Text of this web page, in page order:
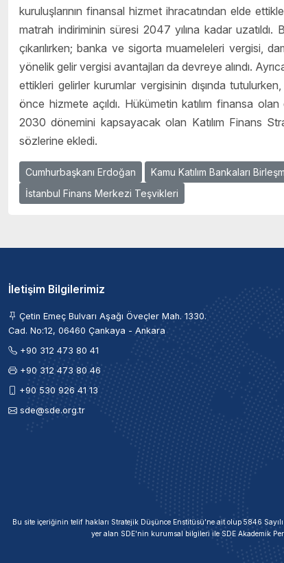
kuruluşlarının finansal hizmet ihracatından elde
matrah indiriminin süresi 2047 yılına kadar
çıkarılırken; banka ve sigorta muameleleri vergisi,
yönelik gelir vergisi avantajları da devreye alındı.
ettikleri gelirler kurumlar vergisinin dışında
önce hizmete açıldı. Hükümetin katılım finansa
2030 dönemini kapsayacak olan Katılım Finans
sözlerine ekledi.
Cumhurbaşkanı Erdoğan Kamu Katılım Bankaları
İstanbul Finans Merkezi Teşvikleri
İletişim Bilgilerimiz
Çetin Emeç Bulvarı Aşağı Öveçler Mah. 1330.
Cad. No:12, 06460 Çankaya - Ankara
+90 312 473 80 41
+90 312 473 80 46
+90 530 926 41 13
sde@sde.org.tr
Bu site içeriğinin telif hakları Stratejik Düşünce Enstitüsü’ne ait olup 5846
yer alan SDE'nin kurumsal bilgileri ile SDE Akademik